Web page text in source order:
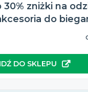
zniżki na
do
IDŹ DO SKLEPU